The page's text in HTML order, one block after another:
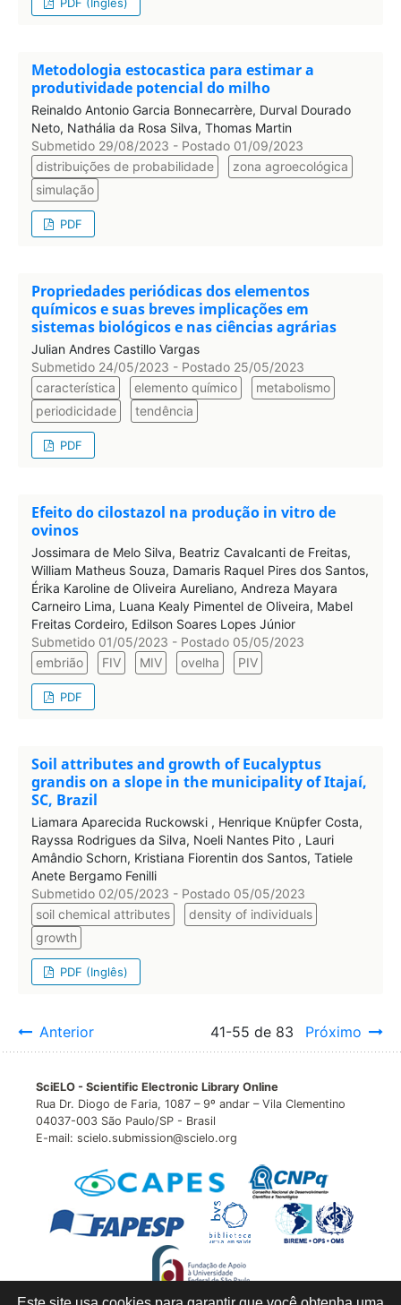
Metodologia estocastica para estimar a
produtividade potencial do milho
Reinaldo Antonio Garcia Bonnecarrère, Durval Dourado
Neto, Nathália da Rosa Silva, Thomas Martin
Submetido 29/08/2023 - Postado 01/09/2023
distribuições de probabilidade
zona agroecológica
simulação
PDF
Propriedades periódicas dos elementos
químicos e suas breves implicações em
sistemas biológicos e nas ciências agrárias
Julian Andres Castillo Vargas
Submetido 24/05/2023 - Postado 25/05/2023
característica
elemento químico
metabolismo
periodicidade
tendência
PDF
Efeito do cilostazol na produção in vitro de
ovinos
Jossimara de Melo Silva, Beatriz Cavalcanti de Freitas,
William Matheus Souza, Damaris Raquel Pires dos Santos,
Érika Karoline de Oliveira Aureliano, Andreza Mayara
Carneiro Lima, Luana Kealy Pimentel de Oliveira, Mabel
Freitas Cordeiro, Edilson Soares Lopes Júnior
Submetido 01/05/2023 - Postado 05/05/2023
embrião
FIV MIV ovelha PIV
PDF
Soil attributes and growth of Eucalyptus
grandis on a slope in the municipality of Itajaí,
SC, Brazil
Liamara Aparecida Ruckowski , Henrique Knüpfer Costa,
Rayssa Rodrigues da Silva, Noeli Nantes Pito , Lauri
Amândio Schorn, Kristiana Fiorentin dos Santos, Tatiele
Anete Bergamo Fenilli
Submetido 02/05/2023 - Postado 05/05/2023
soil chemical attributes
density of individuals
growth
PDF (Inglês)
Anterior 41-55 de 83 Próximo
SciELO - Scientific Electronic Library Online
Rua Dr. Diogo de Faria, 1087 – 9º andar – Vila Clementino
04037-003 São Paulo/SP - Brasil
E-mail: scielo.submission@scielo.org